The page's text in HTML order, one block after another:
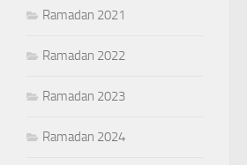
Ramadan 2021
Ramadan 2022
Ramadan 2023
Ramadan 2024